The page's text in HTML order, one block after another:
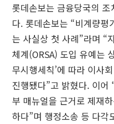
롯데손보는 금융당국의
다. 롯데손보는 “비계량평
는 사실상 첫 사례”라며 “
체계(ORSA) 도입 유예는
무시행세칙’에 따라 이사
진행됐다”고 밝혔다. 이어
부 매뉴얼을 근거로 제재
하다”며 행정소송 등 다각